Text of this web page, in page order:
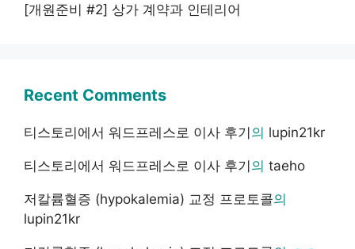
[개원준비 #2] 상가 계약과 인테리어
Recent Comments
티스토리에서 워드프레스로 이사 후기의 lupin21kr
티스토리에서 워드프레스로 이사 후기의 taeho
저칼륨혈증 (hypokalemia) 교정 프로토콜의
lupin21kr